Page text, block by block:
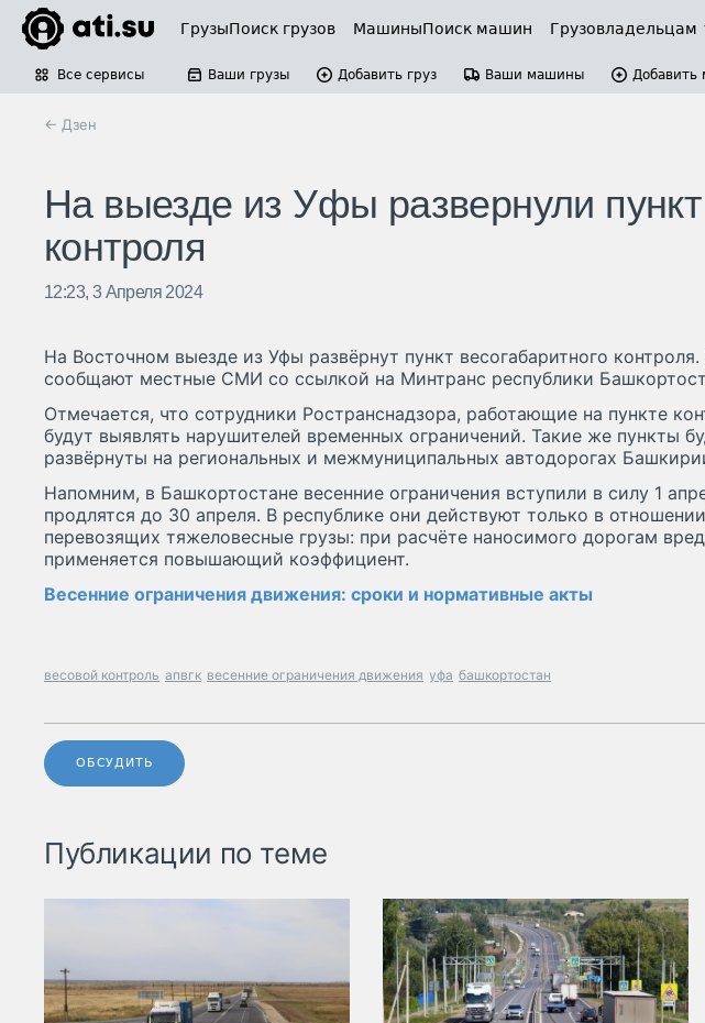
ГрузыПоиск грузов МашиныПоиск машин Грузовладельцам
Все сервисы Ваши грузы Добавить груз Ваши машины Добавить
← Дзен
На выезде из Уфы развернули пункт
контроля
12:23, 3 Апреля 2024
На Восточном выезде из Уфы развёрнут пункт весогабаритного
сообщают местные СМИ со ссылкой на Минтранс республики
Отмечается, что сотрудники Ространснадзора, работающие на пункте
будут выявлять нарушителей временных ограничений. Такие же пункты
развёрнуты на региональных и межмуниципальных автодорогах
Напомним, в Башкортостане весенние ограничения вступили в силу 1
продлятся до 30 апреля. В республике они действуют только в
перевозящих тяжеловесные грузы: при расчёте наносимого дорогам
применяется повышающий коэффициент.
Весенние ограничения движения: сроки и нормативные акты
весовой контроль апвгк весенние ограничения движения уфа башкортостан
ОБСУДИТЬ
Публикации по теме